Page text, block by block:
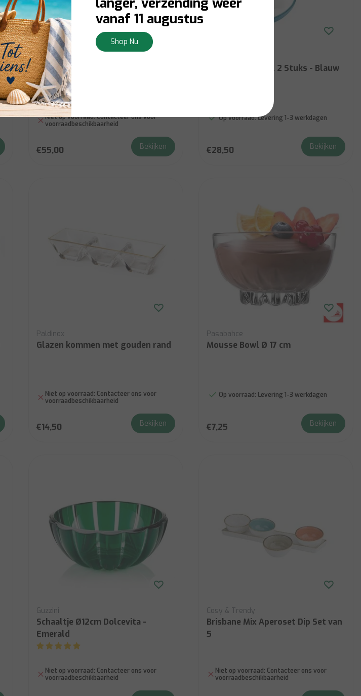
Waterdale
Rectangle Sectional, Marble Base,
3 Marble Dip Holders (set of 3)
Niet op voorraad:Contacteer ons voor
voorraadbeschikbaarheid
€55,00 Bekijken
Chip & Dip Schaal 2 Stuks - Blauw
Op voorraad:Levering 1-3 werkdagen
€28,50 Bekijken
Paldinox
Glazen kommen met gouden rand
Niet op voorraad: Contacteer ons voor
voorraadbeschikbaarheid
€14,50 Bekijken
Pasabahce
Mousse Bowl Ø 17 cm
Op voorraad: Levering 1-3 werkdagen
€7,25 Bekijken
Guzzini
Schaaltje Ø12cm Dolcevita -
Emerald
Niet op voorraad: Contacteer ons voor
voorraadbeschikbaarheid
Cosy & Trendy
Brisbane Mix Aperoset Dip Set van
5
Niet op voorraad: Contacteer ons voor
voorraadbeschikbaarheid
vanaf 11 augustus
Shop Nu